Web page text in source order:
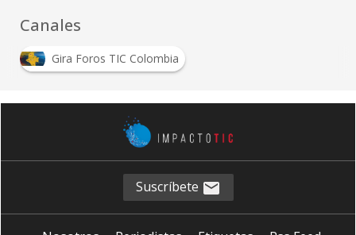
Canales
Gira Foros TIC Colombia
Suscríbete